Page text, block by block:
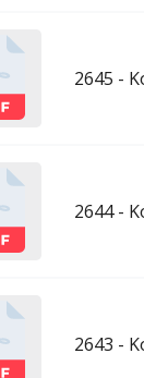
2645 -
2644 -
2643 -